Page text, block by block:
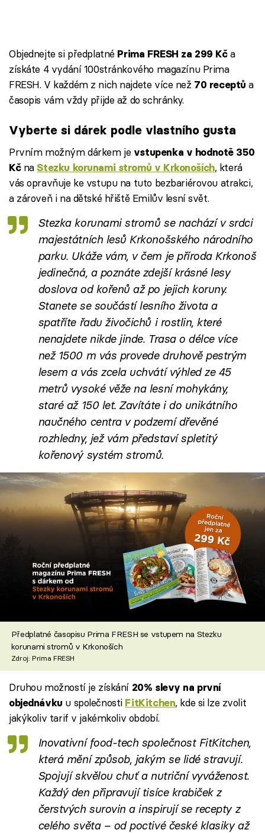
Objednejte si předplatné Prima FRESH za 299 Kča
získáte 4 vydání 100stránkového magazínu Prima
FRESH. V každém z nich najdete více než 70 receptů a
časopis vám vždy přijde až do schránky.
Vyberte si dárek podle vlastního gusta
Prvním možným dárkem je vstupenka v hodnotě 350
KčnaStezku korunami stromů v Krkonoších, která
vás opravňuje ke vstupu na tuto bezbariérovou atrakci,
a zároveň i na dětské hřiště Emilův lesní svět.
Stezka korunami stromů se nachází v srdci
majestátních lesů Krkonošského národního
parku. Ukáže vám, v čem je příroda Krkonoš
jedinečná, a poznáte zdejší krásné lesy
doslova od kořenů až po jejich koruny.
Stanete se součástí lesního života a
spatříte řadu živočichů i rostlin, které
nenajdete nikde jinde. Trasa o délce více
než 1500 m vás provede druhově pestrým
lesem a vás zcela uchvátí výhled ze 45
metrů vysoké věže na lesní mohykány,
staré až 150 let. Zavítáte i do unikátního
naučného centra v podzemí dřevěné
rozhledny, jež vám představí spletitý
kořenový systém stromů.
Předplatné časopisu Prima FRESH se vstupem na Stezku
korunami stromů v Krkonoších
Zdroj: Prima FRESH
Druhou možností je získání 20% slevy na první
objednávku u společnosti FitKitchen, kde si lze zvolit
jakýkoliv tarif v jakémkoliv období.
Inovativní food-tech společnost FitKitchen,
která mění způsob, jakým se lidé stravují.
Spojují skvělou chuť a nutriční vyváženost.
Každý den připravují tisíce krabiček z
čerstvých surovin a inspirují se recepty z
celého světa – od poctivé české klasiky až